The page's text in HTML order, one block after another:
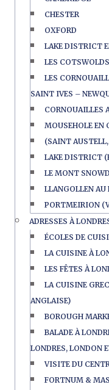
CHESTER
OXFORD
LAKE DISTRICT
LES COTSWOLDS
LES
SAINT IVES –
CORNOUAILLES
MOUSEHOLE EN
(SAINT
LAKE DISTRICT
LE MONT
LLANGOLLEN AU
PORTMEIRION
ADRESSES À
ÉCOLES DE
LA CUISINE À
LES FÊTES À
LA CUISINE
ANGLAISE)
BOROUGH
BALADE À
LONDRES, LONDON
VISITE DU
FORTNUM &